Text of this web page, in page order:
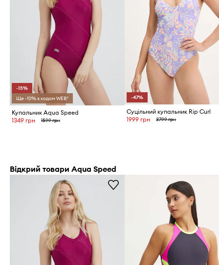
-15%
Ще -10% з кодом WEB*
Купальник Aqua Speed
1349 грн
1599 грн
-47%
Суцільний купальник Rip Curl
1999 грн
3799 грн
Відкрий товари Aqua Speed